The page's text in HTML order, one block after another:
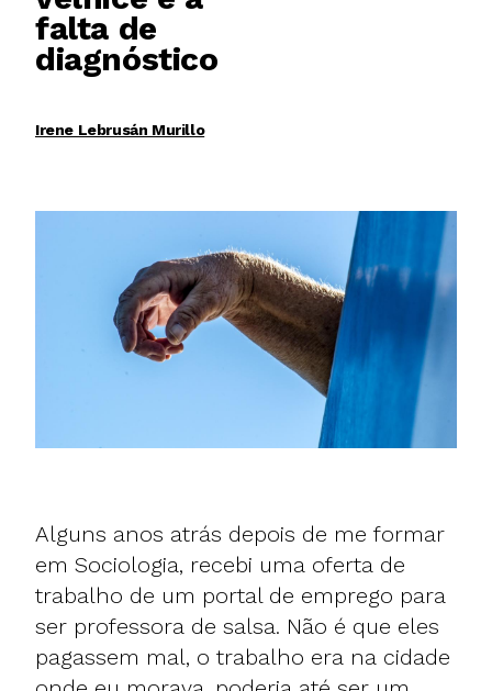
falta de
diagnóstico
Irene Lebrusán Murillo
Alguns anos atrás depois de me formar
em Sociologia, recebi uma oferta de
trabalho de um portal de emprego para
ser professora de salsa. Não é que eles
pagassem mal, o trabalho era na cidade